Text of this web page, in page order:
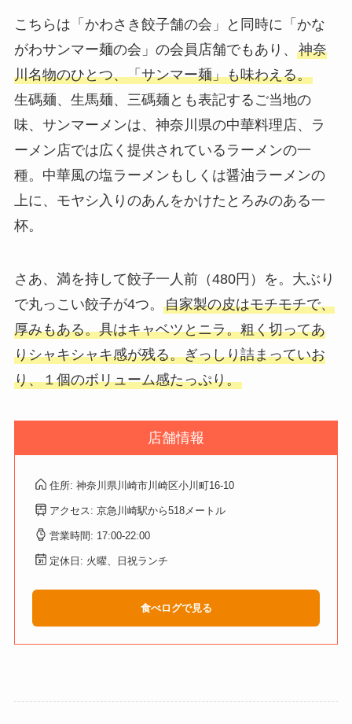
こちらは「かわさき餃子舗の会」と同時に「かな
がわサンマー麺の会」の会員店舗でもあり、 神奈
川名物のひとつ、「サンマー麺」も味わえる。
生碼麺、生馬麺、三碼麺とも表記するご当地の
味、サンマーメンは、神奈川県の中華料理店、ラ
ーメン店では広く提供されているラーメンの一
種。中華風の塩ラーメンもしくは醤油ラーメンの
上に、モヤシ入りのあんをかけたとろみのある一
杯。
さあ、満を持して餃子一人前（480円）を。大ぶり
で丸っこい餃子が4つ。 自家製の皮はモチモチで、
厚みもある。具はキャベツとニラ。粗く切ってあ
りシャキシャキ感が残る。ぎっしり詰まっていお
り、１個のボリューム感たっぷり。
店舗情報
住所: 神奈川県川崎市川崎区小川町16-10
アクセス: 京急川崎駅から518メートル
営業時間: 17:00-22:00
定休日: 火曜、日祝ランチ
食べログで見る